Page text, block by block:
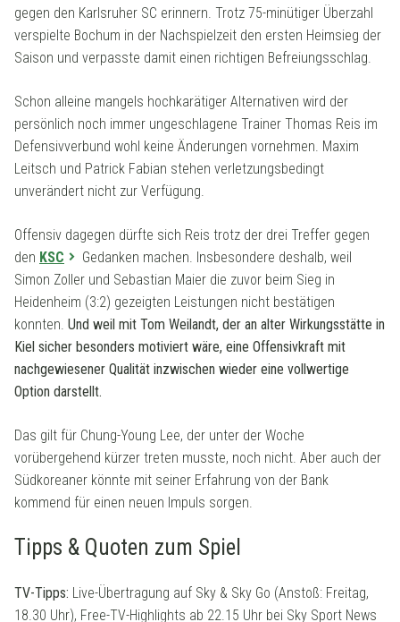
gegen den Karlsruher SC erinnern. Trotz 75-minütiger Überzahl
verspielte Bochum in der Nachspielzeit den ersten Heimsieg der
Saison und verpasste damit einen richtigen Befreiungsschlag.
Schon alleine mangels hochkarätiger Alternativen wird der
persönlich noch immer ungeschlagene Trainer Thomas Reis im
Defensivverbund wohl keine Änderungen vornehmen. Maxim
Leitsch und Patrick Fabian stehen verletzungsbedingt
unverändert nicht zur Verfügung.
Offensiv dagegen dürfte sich Reis trotz der drei Treffer gegen
den KSC
Gedanken machen. Insbesondere deshalb, weil
Simon Zoller und Sebastian Maier die zuvor beim Sieg in
Heidenheim (3:2) gezeigten Leistungen nicht bestätigen
konnten. Und weil mit Tom Weilandt, der an alter Wirkungsstätte in
Kiel sicher besonders motiviert wäre, eine Offensivkraft mit
nachgewiesener Qualität inzwischen wieder eine vollwertige
Option darstellt.
Das gilt für Chung-Young Lee, der unter der Woche
vorübergehend kürzer treten musste, noch nicht. Aber auch der
Südkoreaner könnte mit seiner Erfahrung von der Bank
kommend für einen neuen Impuls sorgen.
Tipps & Quoten zum Spiel
TV-Tipps: Live-Übertragung auf Sky & Sky Go (Anstoß: Freitag,
18.30 Uhr), Free-TV-Highlights ab 22.15 Uhr bei Sky Sport News